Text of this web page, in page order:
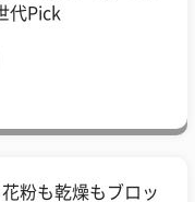
代Pick
粉も乾燥もブロッ